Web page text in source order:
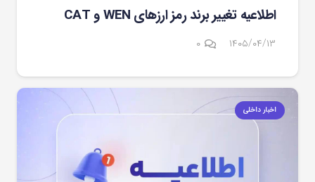
اطلاعیه تغییر برند رمز ارزهای WEN و CAT
۱۴۰۵/۰۴/۱۳ ۰
اخبار داخلی